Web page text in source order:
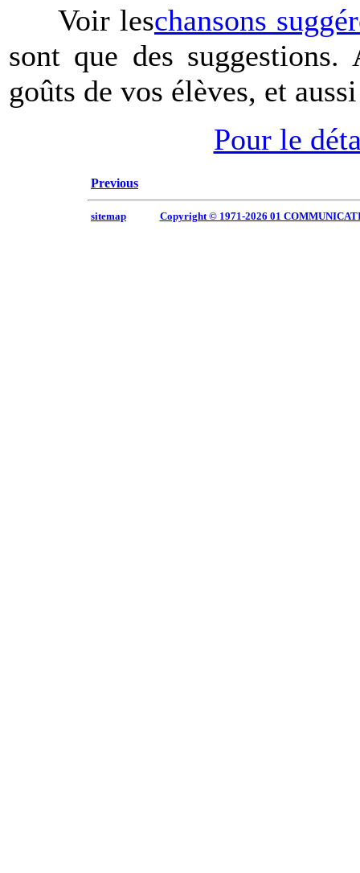
Voir leschansons
sont que des
goûts de vos élèves, et
Pour le
Previous
sitemap Copyright © 1971-2026 01